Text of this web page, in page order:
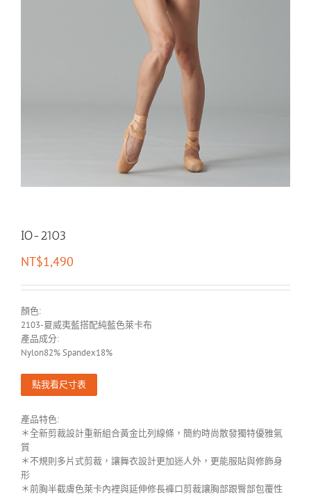
IO-2103
NT$1,490
顏色:
2103-夏威夷藍搭配純藍色萊卡布
產品成分:
Nylon82% Spandex18%
點我看尺寸表
產品特色:
＊全新剪裁設計重新組合黃金比列線條，簡約時尚散發獨特優雅氣
質
＊不規則多片式剪裁，讓舞衣設計更加迷人外，更能服貼與修飾身
形
＊前胸半截膚色萊卡內裡與延伸修長褲口剪裁讓胸部跟臀部包覆性